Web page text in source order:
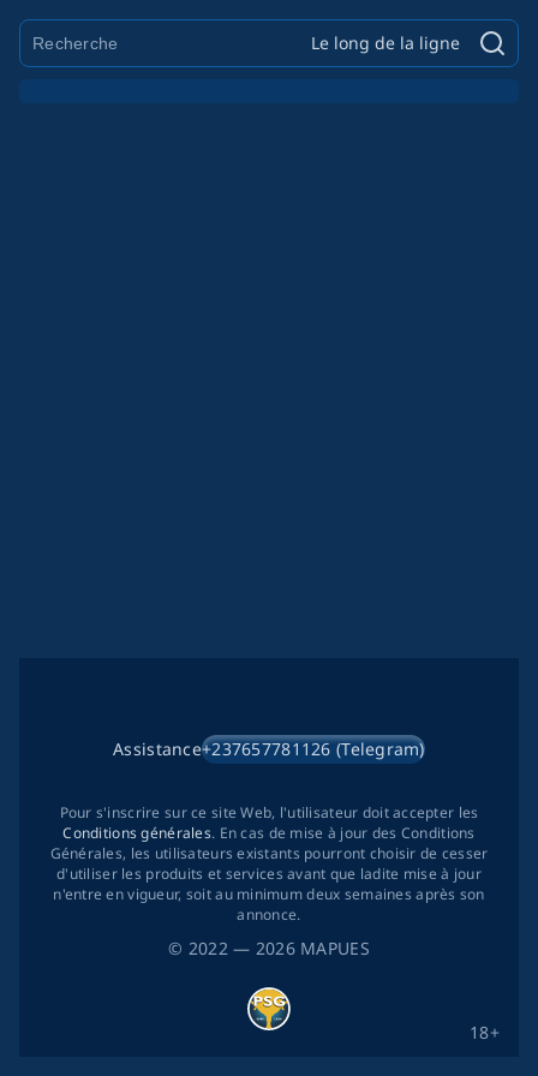
Le long de la ligne
© 2022— 2026 MAPUES
Assistance+237657781126 (Telegram)
18+
Pour s'inscrire sur ce site Web, l'utilisateur doit accepter les
Conditions générales. En cas de mise à jour des Conditions
Générales, les utilisateurs existants pourront choisir de cesser
d'utiliser les produits et services avant que ladite mise à jour
n'entre en vigueur, soit au minimum deux semaines après son
annonce.